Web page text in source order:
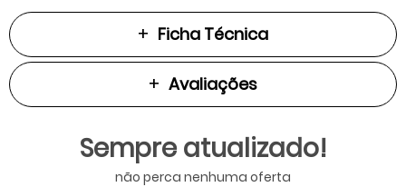
Ficha Técnica
Avaliações
Sempre atualizado!
não perca nenhuma oferta